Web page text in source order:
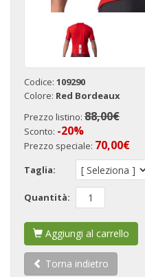
Codice: 109290
Colore: Red Bordeaux
Prezzo listino: 88,00€
Sconto: -20%
Prezzo speciale: 70,00€
Taglia:
Quantità:
Aggiungi al carrello
Torna indietro